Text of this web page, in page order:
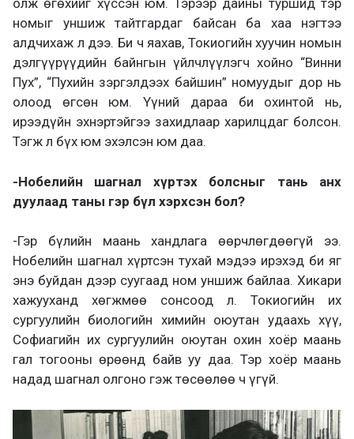
олж өгөхийг хүссэн юм. Тэрээр дайны туршид тэр
номыг уншиж тайтгардаг байсан ба хаа нэгтээ
алдчихаж л дээ. Би ч яахав, Токиогийн хуучин номын
дэлгүүрүүдийн байнгын үйлчлүүлэгч хойно “Винни
Пух”, “Пухийн зэргэлдээх байшин” номуудыг дор нь
олоод өгсөн юм. Үүний дараа би охинтой нь,
ирээдүйн эхнэртэйгээ захидлаар харилцдаг болсон.
Тэгж л бүх юм эхэлсэн юм даа.
-Нобелийн шагнал хүртэх болсныг тань анх
дуулаад таны гэр бүл хэрхсэн бол?
-Гэр бүлийн маань хандлага өөрчлөгдөөгүй ээ.
Нобелийн шагнал хүртсэн тухай мэдээ ирэхэд би яг
энэ буйдан дээр суугаад ном уншиж байлаа. Хикари
хажууханд хөгжмөө сонсоод л. Токиогийн их
сургуулийн биологийн химийн оюутан удаахь хүү,
Софиагийн их сургуулийн оюутан охин хоёр маань
гал тогооны өрөөнд байв уу даа. Тэр хоёр маань
надад шагнал олгоно гэж төсөөлөө ч үгүй.